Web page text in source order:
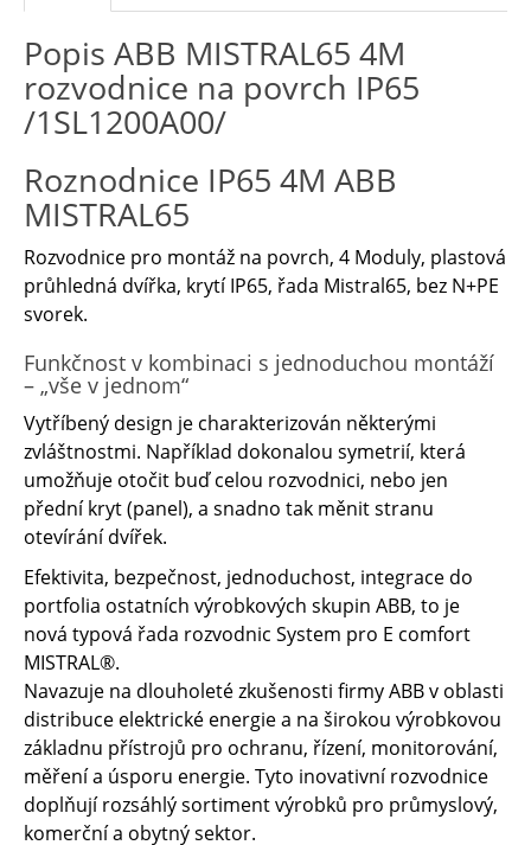
Popis ABB MISTRAL65 4M
rozvodnice na povrch IP65
/1SL1200A00/
Roznodnice IP65 4M ABB
MISTRAL65
Rozvodnice pro montáž na povrch, 4 Moduly, plastová
průhledná dvířka, krytí IP65, řada Mistral65, bez N+PE
svorek.
Funkčnost v kombinaci s jednoduchou montáží
– „vše v jednom“
Vytříbený design je charakterizován některými
zvláštnostmi. Například dokonalou symetrií, která
umožňuje otočit buď celou rozvodnici, nebo jen
přední kryt (panel), a snadno tak měnit stranu
otevírání dvířek.
Efektivita, bezpečnost, jednoduchost, integrace do
portfolia ostatních výrobkových skupin ABB, to je
nová typová řada rozvodnic System pro E comfort
MISTRAL®.
Navazuje na dlouholeté zkušenosti firmy ABB v oblasti
distribuce elektrické energie a na širokou výrobkovou
základnu přístrojů pro ochranu, řízení, monitorování,
měření a úsporu energie. Tyto inovativní rozvodnice
doplňují rozsáhlý sortiment výrobků pro průmyslový,
komerční a obytný sektor.